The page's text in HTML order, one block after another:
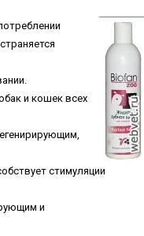
и кошек всех
стимуляции
и